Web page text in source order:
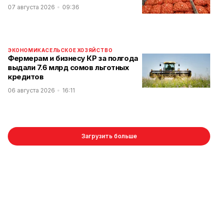
07 августа 2026 09:36
ЭКОНОМИКАСЕЛЬСКОЕ ХОЗЯЙСТВО
Фермерам и бизнесу КР за полгода
выдали 7.6 млрд сомов льготных
кредитов
06 августа 2026 16:11
Загрузить больше